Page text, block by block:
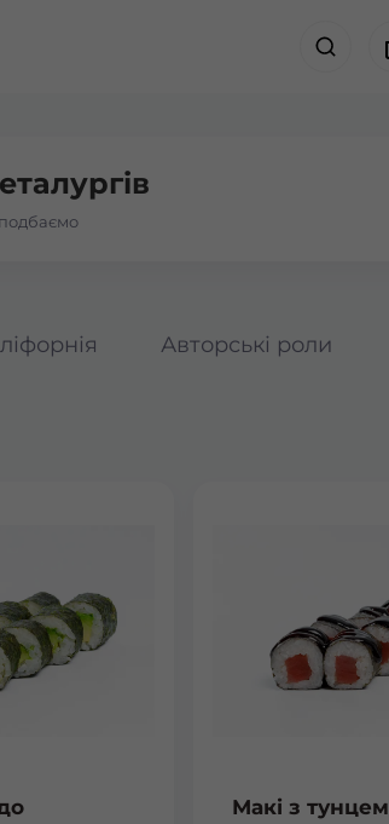
Авторські роли
Макі з тунцем